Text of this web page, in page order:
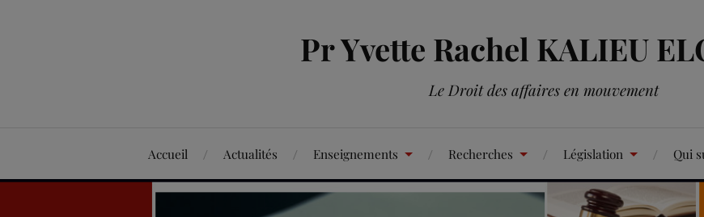
Pr Yvette Rachel KALIEU
Le Droit des affaires en mouvement
Accueil Actualités Enseignements Recherches Législation Qui